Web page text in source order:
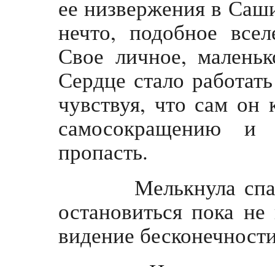
ее низвержения в
нечто, подобное
Свое личное,
Сердце стало
чувствуя, что сам он
самосокращению
пропасть.
Мелькнула
остановиться пока
видение